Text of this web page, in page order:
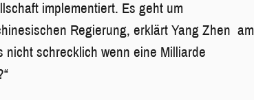
implementiert. Es geht um
Regierung, erklärt Yang Zhen am
nicht schrecklich wenn eine Milliarde